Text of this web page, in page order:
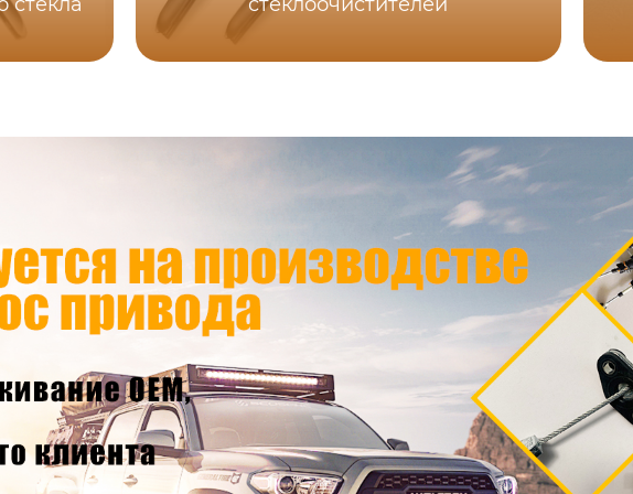
стекла
стеклоочистителей